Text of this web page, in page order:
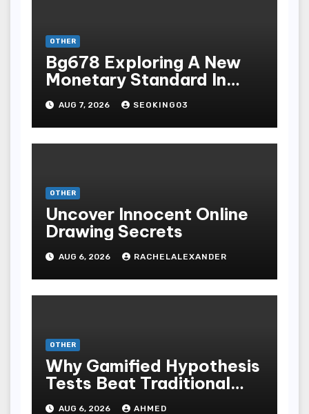
OTHER
Bg678 Exploring A New
Monetary Standard In
Bodoni Online
Entertainment
AUG 7, 2026 SEOKING03
OTHER
Uncover Innocent Online
Drawing Secrets
AUG 6, 2026 RACHELALEXANDER
OTHER
Why Gamified Hypothesis
Tests Beat Traditional
Meditate Methods
AUG 6, 2026 AHMED